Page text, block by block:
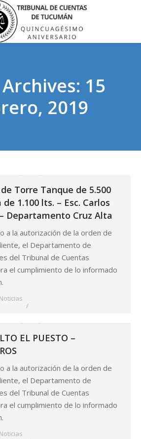
15
2019
Torre Tanque de 5.500
1.100 lts. – Esc. Carlos
Departamento Cruz Alta
a la autorización de la orden de
el Departamento de
del Tribunal de Cuentas
el cumplimiento de lo informado
Noticias
EL PUESTO –
a la autorización de la orden de
el Departamento de
del Tribunal de Cuentas
el cumplimiento de lo informado
Noticias